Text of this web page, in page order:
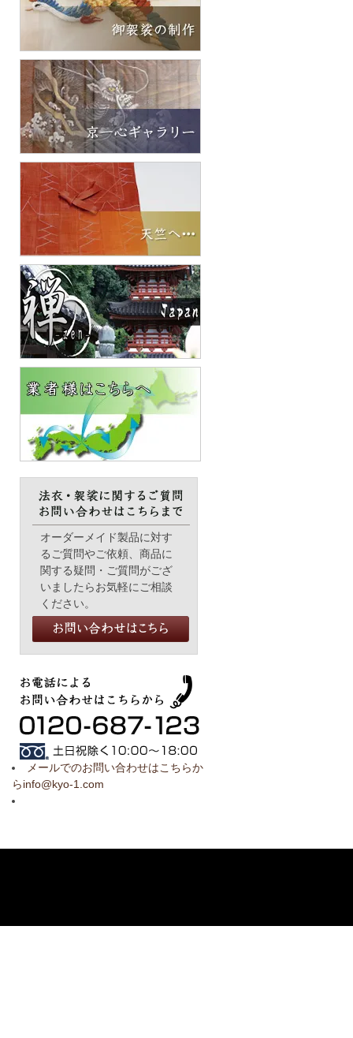
オーダーメイド製品に対す
るご質問やご依頼、商品に
関する疑問・ご質問がござ
いましたらお気軽にご相談
ください。
メールでのお問い合わせはこちらか
らinfo@kyo-1.com